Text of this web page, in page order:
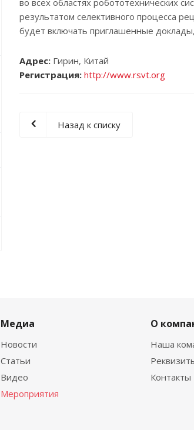
во всех областях робототехнических
результатом селективного процесса
будет включать приглашенные
Адрес: Гирин, Китай
Регистрация: http://www.rsvt.org
Назад к списку
Медиа
Новости
Статьи
Видео
Мероприятия
О
Наша
Контакты